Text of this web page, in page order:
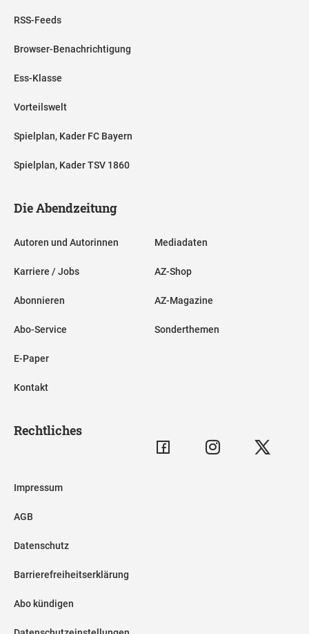
RSS-Feeds
Browser-Benachrichtigung
Ess-Klasse
Vorteilswelt
Spielplan, Kader FC Bayern
Spielplan, Kader TSV 1860
Die Abendzeitung
Autoren und Autorinnen
Karriere / Jobs
Abonnieren
Abo-Service
E-Paper
Kontakt
Mediadaten
AZ-Shop
AZ-Magazine
Sonderthemen
Rechtliches
Impressum
AGB
Datenschutz
Barrierefreiheitserklärung
Abo kündigen